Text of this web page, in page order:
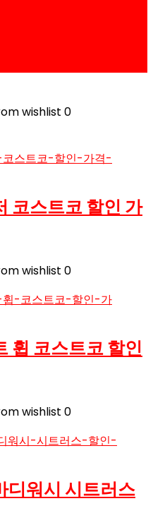
wishlist 0
코스트코 할인 가
wishlist 0
휩 코스트코 할인
wishlist 0
디워시 시트러스